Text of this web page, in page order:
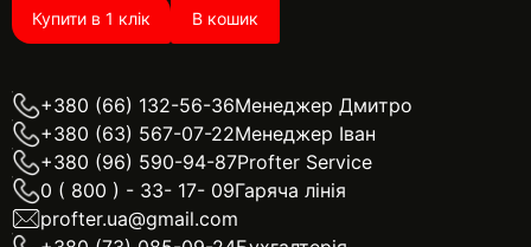
Купити в 1 клік В кошик
+380 (66) 132-56-36Менеджер Дмитро
+380 (63) 567-07-22Менеджер Іван
+380 (96) 590-94-87Profter Service
0 ( 800 ) - 33- 17- 09Гаряча лінія
profter.ua@gmail.com